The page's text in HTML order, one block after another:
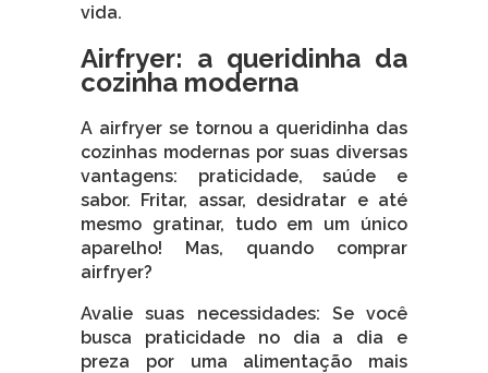
vida.
Airfryer: a queridinha da
cozinha moderna
A airfryer se tornou a queridinha das
cozinhas modernas por suas diversas
vantagens: praticidade, saúde e
sabor. Fritar, assar, desidratar e até
mesmo gratinar, tudo em um único
aparelho! Mas, quando comprar
airfryer?
Avalie suas necessidades: Se você
busca praticidade no dia a dia e
preza por uma alimentação mais